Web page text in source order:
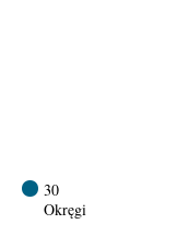
30
Okręgi